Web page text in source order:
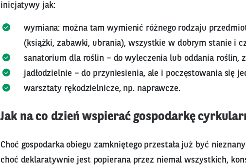
inicjatywy jak:
wymiana: można tam wymienić różnego rodzaju
(książki, zabawki, ubrania), wszystkie w dobrym stanie i
sanatorium dla roślin – do wyleczenia lub oddania roślin,
jadłodzielnie – do przyniesienia, ale i poczęstowania się
warsztaty rękodzielnicze, np. naprawcze.
Jak na co dzień wspierać gospodarkę
Choć gospodarka obiegu zamkniętego przestała już być
choć deklaratywnie jest popierana przez niemal wszystkich,